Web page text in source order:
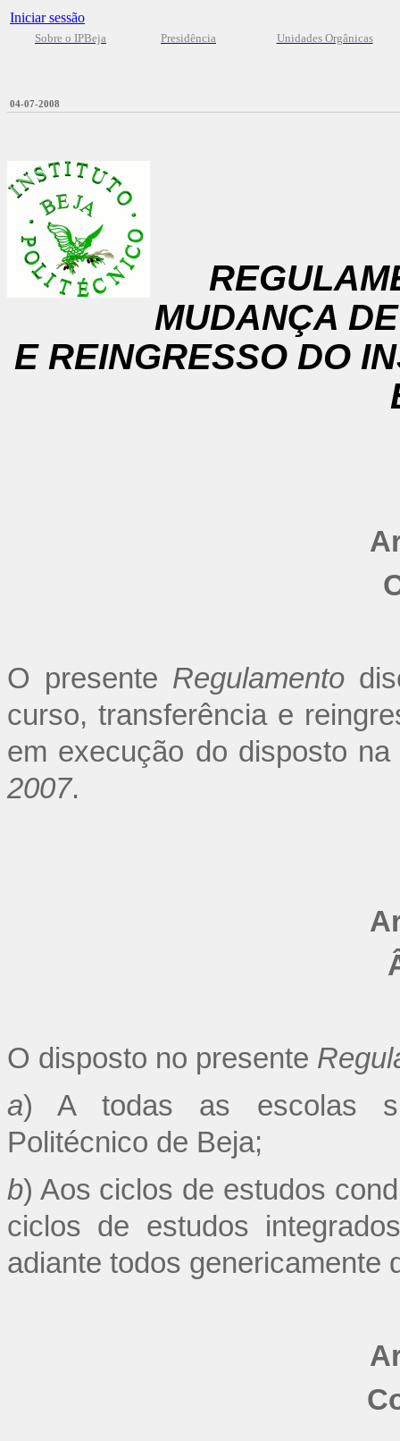
Iniciar sessão
Sobre o IPBeja Presidência Unidades Orgânicas
04-07-2008
MUDANÇA
E REINGRESSO DO
O presente Regulamento
curso, transferência e
em execução do disposto
2007.
O disposto no presente
a) A todas as escolas
Politécnico de Beja;
b) Aos ciclos de estudos
ciclos de estudos
adiante todos genericamente